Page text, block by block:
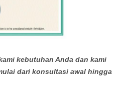
kebutuhan Anda dan kami
dari konsultasi awal hingga